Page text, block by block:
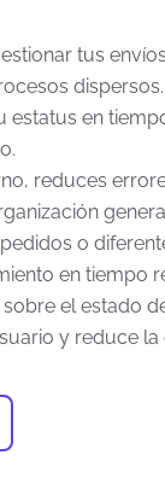
tus
estatus en
reduces
o
en tiempo
el estado
y reduce